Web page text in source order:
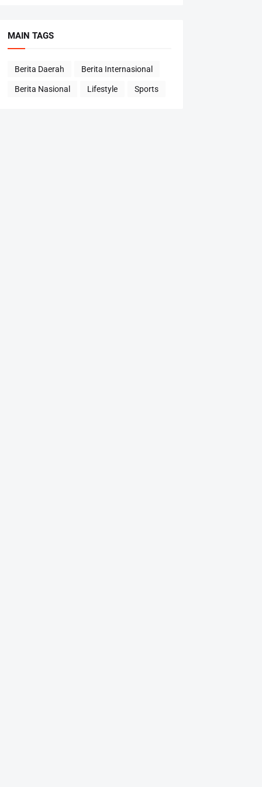
MAIN TAGS
Berita Daerah Berita Internasional
Berita Nasional Lifestyle Sports